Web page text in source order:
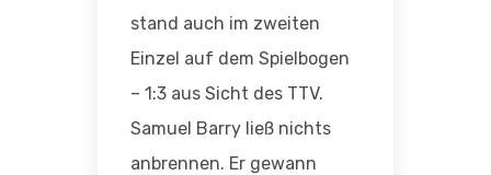
stand auch im zweiten
Einzel auf dem Spielbogen
– 1:3 aus Sicht des TTV.
Samuel Barry ließ nichts
anbrennen. Er gewann